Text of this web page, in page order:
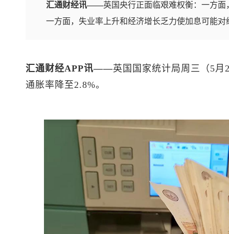
汇通财经讯——英国央行正面临艰难权衡：一方
一方面，失业率上升和经济增长乏力使加息可能
汇通财经APP讯——英国国家统计局周三（5
通胀率降至2.8%。